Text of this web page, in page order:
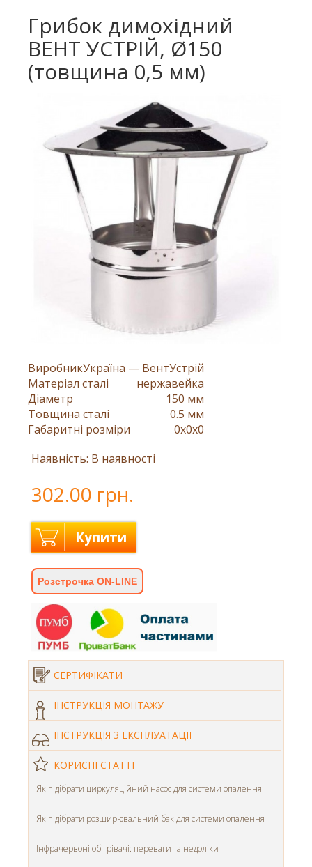
Грибок димохідний
ВЕНТ УСТРІЙ, Ø150
(товщина 0,5 мм)
ВиробникУкраїна — ВентУстрій
Матеріал сталі
нержавейка
Діаметр
150 мм
Товщина сталі
0.5 мм
Габаритні розміри
0x0x0
Наявність: В наявності
302.00 грн.
Купити
Розстрочка ON-LINE
СЕРТИФІКАТИ
ІНСТРУКЦІЯ МОНТАЖУ
ІНСТРУКЦІЯ З ЕКСПЛУАТАЦІЇ
КОРИСНІ СТАТТІ
Як підібрати циркуляційний насос для системи опалення
Як підібрати розширювальний бак для системи опалення
Інфрачервоні обігрівачі: переваги та недоліки